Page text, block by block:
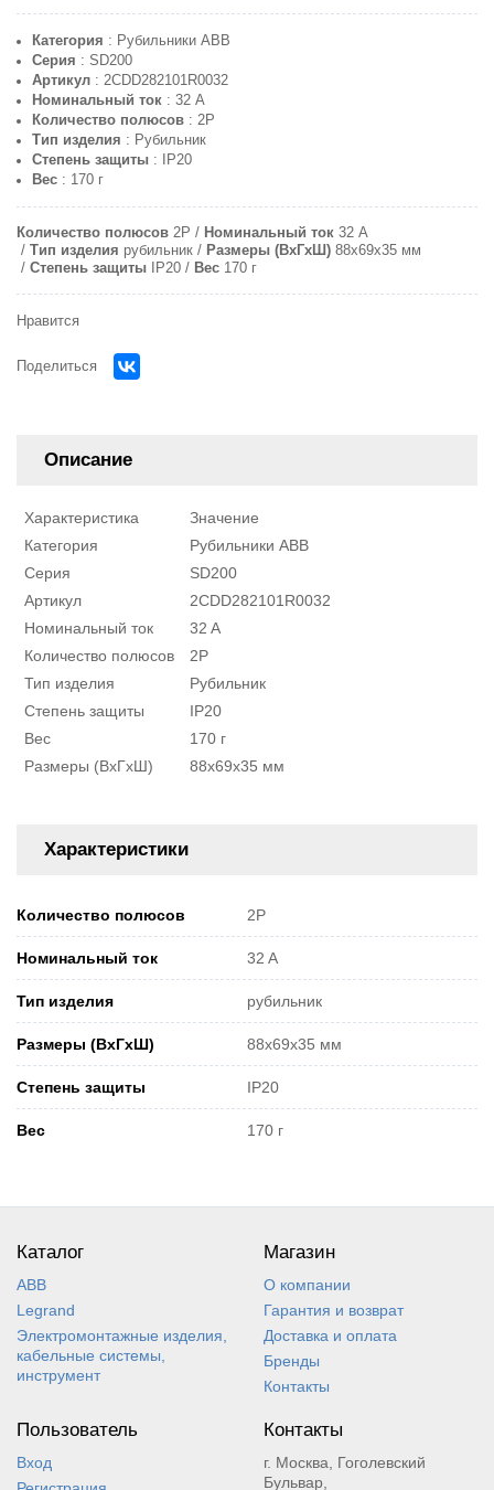
Категория : Рубильники ABB
Серия : SD200
Артикул: 2CDD282101R0032
Номинальный ток: 32 A
Количество полюсов: 2P
Тип изделия : Рубильник
Степень защиты: IP20
Вес: 170 г
Количество полюсов 2P Номинальный ток 32 A
Тип изделия рубильник Размеры (ВхГхШ) 88x69x35 мм
Степень защиты
IP20 Вес 170 г
Нравится
Поделиться
Описание
Характеристика
Значение
Категория
Рубильники ABB
Серия
SD200
Артикул
2CDD282101R0032
Номинальный ток
32 A
Количество полюсов
2P
Тип изделия
Рубильник
Степень защиты
IP20
Вес
170 г
Размеры (ВxГxШ)
88x69x35 мм
Характеристики
Количество полюсов 2P
Номинальный ток 32 A
Тип изделия рубильник
Размеры (ВхГхШ) 88x69x35 мм
Степень защиты IP20
Вес 170 г
Каталог
ABB
Legrand
Электромонтажные изделия,
кабельные системы,
инструмент
Магазин
О компании
Гарантия и возврат
Доставка и оплата
Бренды
Контакты
Пользователь
Вход
Контакты
г. Москва, Гоголевский
Бульвар,